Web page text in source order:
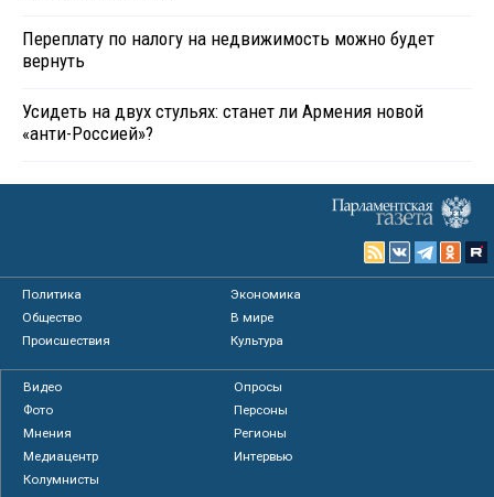
Переплату по налогу на недвижимость можно будет
вернуть
Усидеть на двух стульях: станет ли Армения новой
«анти-Россией»?
Политика
Экономика
Общество
В мире
Происшествия
Культура
Видео
Опросы
Фото
Персоны
Мнения
Регионы
Медиацентр
Интервью
Колумнисты